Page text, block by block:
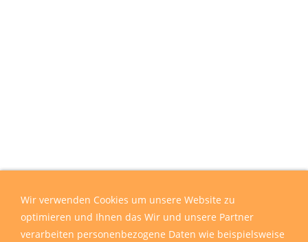
Wir verwenden Cookies um unsere Website zu
optimieren und Ihnen das Wir und unsere Partner
verarbeiten personenbezogene Daten wie beispielsweise